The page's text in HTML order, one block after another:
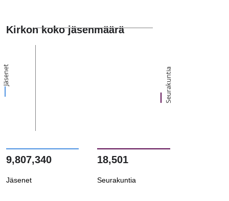
Kirkon koko jäsenmäärä
Jäsenet Seurakuntia
9,807,340
Jäsenet
18,501
Seurakuntia